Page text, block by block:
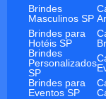
Brindes
Masculinos SP
Brindes para
Hotéis SP
Brindes
Personalizados
SP
Brindes para
Eventos SP